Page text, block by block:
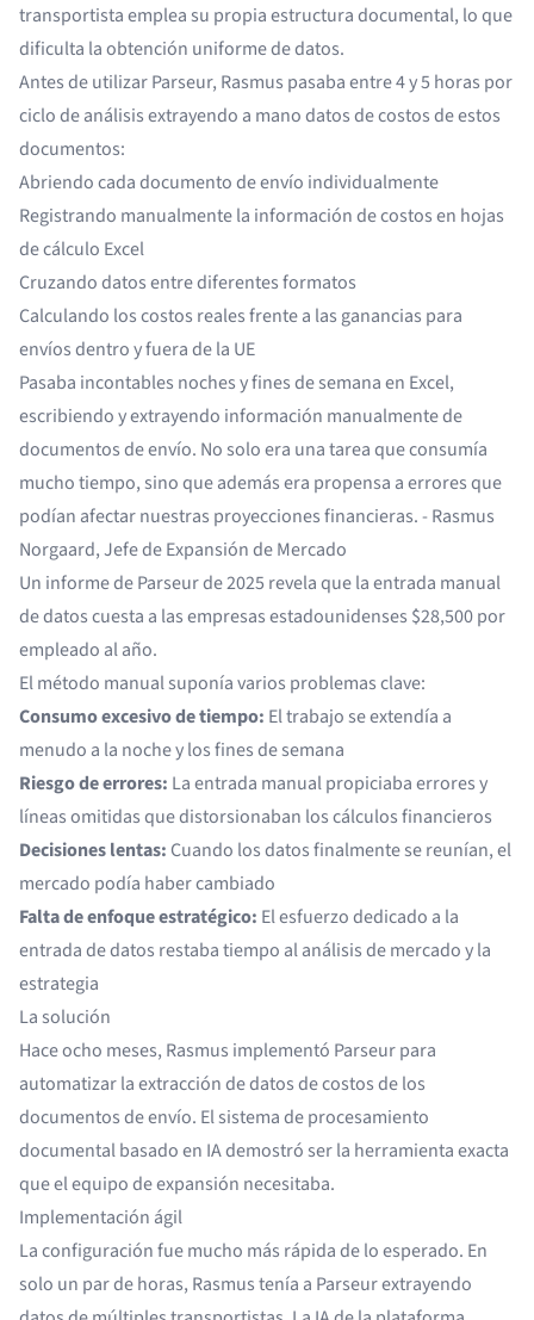
transportista emplea su propia estructura documental, lo que
dificulta la obtención uniforme de datos.
Antes de utilizar Parseur, Rasmus pasaba entre 4 y 5 horas por
ciclo de análisis extrayendo a mano datos de costos de estos
documentos:
Abriendo cada documento de envío individualmente
Registrando manualmente la información de costos en hojas
de cálculo Excel
Cruzando datos entre diferentes formatos
Calculando los costos reales frente a las ganancias para
envíos dentro y fuera de la UE
Pasaba incontables noches y fines de semana en Excel,
escribiendo y extrayendo información manualmente de
documentos de envío. No solo era una tarea que consumía
mucho tiempo, sino que además era propensa a errores que
podían afectar nuestras proyecciones financieras. - Rasmus
Norgaard, Jefe de Expansión de Mercado
Un informe de Parseur de 2025 revela que la entrada manual
de datos cuesta a las empresas estadounidenses $28,500 por
empleado al año.
El método manual suponía varios problemas clave:
Consumo excesivo de tiempo: El trabajo se extendía a
menudo a la noche y los fines de semana
Riesgo de errores: La entrada manual propiciaba errores y
líneas omitidas que distorsionaban los cálculos financieros
Decisiones lentas: Cuando los datos finalmente se reunían, el
mercado podía haber cambiado
Falta de enfoque estratégico: El esfuerzo dedicado a la
entrada de datos restaba tiempo al análisis de mercado y la
estrategia
La solución
Hace ocho meses, Rasmus implementó Parseur para
automatizar la extracción de datos de costos de los
documentos de envío. El sistema de procesamiento
documental basado en IA demostró ser la herramienta exacta
que el equipo de expansión necesitaba.
Implementación ágil
La configuración fue mucho más rápida de lo esperado. En
solo un par de horas, Rasmus tenía a Parseur extrayendo